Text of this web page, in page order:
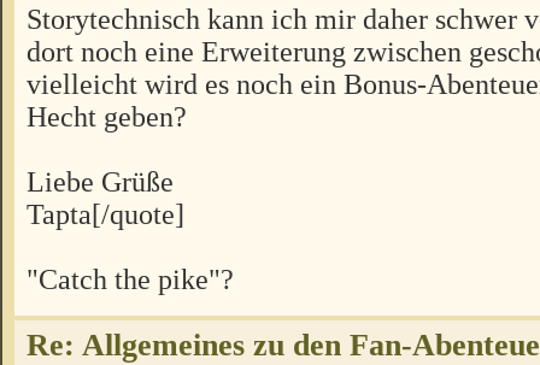
Storytechnisch kann ich mir daher schwer
dort noch eine Erweiterung zwischen
vielleicht wird es noch ein Bonus-
Hecht geben?
Liebe Grüße
Tapta[/quote]
"Catch the pike"?
Re: Allgemeines zu den Fan-